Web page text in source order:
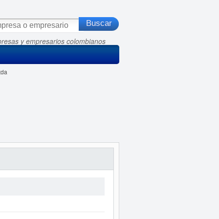
y empresarios colombianos